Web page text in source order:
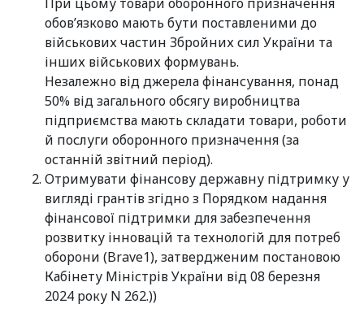
обов’язково мають бути поставленими до
військових частин Збройних сил України та
інших військових формувань.
Незалежно від джерела фінансування, понад
50% від загального обсягу виробництва
підприємства мають складати товари, роботи
й послуги оборонного призначення (за
останній звітний період).
Отримувати фінансову державну підтримку у
вигляді грантів згідно з Порядком надання
фінансової підтримки для забезпечення
розвитку інновацій та технологій для потреб
оборони (Brave1), затвердженим постановою
Кабінету Міністрів України від 08 березня
2024 року N 262.))